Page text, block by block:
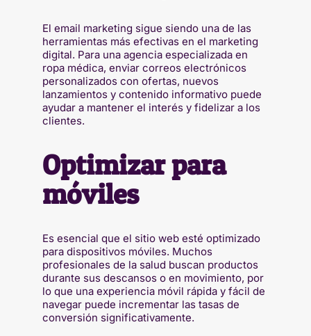
El email marketing sigue siendo una de las
herramientas más efectivas en el marketing
digital. Para una agencia especializada en
ropa médica, enviar correos electrónicos
personalizados con ofertas, nuevos
lanzamientos y contenido informativo puede
ayudar a mantener el interés y fidelizar a los
clientes.
Optimizar para
móviles
Es esencial que el sitio web esté optimizado
para dispositivos móviles. Muchos
profesionales de la salud buscan productos
durante sus descansos o en movimiento, por
lo que una experiencia móvil rápida y fácil de
navegar puede incrementar las tasas de
conversión significativamente.